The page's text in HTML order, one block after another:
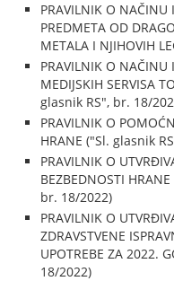
PRAVILNIK O NAČINU
PREDMETA OD
METALA I NJIHOVIH
PRAVILNIK O NAČINU
MEDIJSKIH SERVISA
glasnik RS", br. 18/
PRAVILNIK O
HRANE ("Sl. glasnik
PRAVILNIK O
BEZBEDNOSTI
br. 18/2022)
PRAVILNIK O
ZDRAVSTVENE
UPOTREBE ZA 2022.
18/2022)